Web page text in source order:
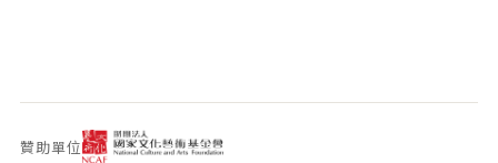
出版品
贊助單位